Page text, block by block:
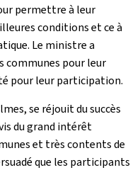
permettre à leur
conditions et ce à
Le ministre a
communes pour leur
pour leur participation.
se réjouit du succès
du grand intérêt
et très contents de
que les participants